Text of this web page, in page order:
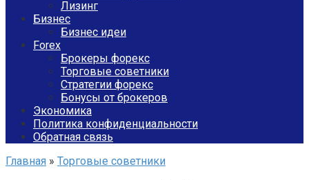
Лизинг
Бизнес
Бизнес идеи
Forex
Брокеры форекс
Торговые советники
Стратегии форекс
Бонусы от брокеров
Экономика
Политика конфиденциальности
Обратная связь
Главная » Торговые советники